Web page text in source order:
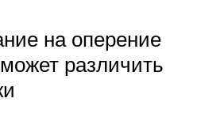
на оперение
различить